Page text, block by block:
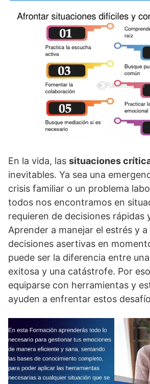
En la vida, las situaciones
inevitables. Ya sea una
crisis familiar o un problema
todos nos encontramos en
requieren de decisiones rápidas
Aprender a manejar el estrés y
decisiones asertivas en
puede ser la diferencia entre
exitosa y una catástrofe. Por
equiparse con herramientas y
ayuden a enfrentar estos